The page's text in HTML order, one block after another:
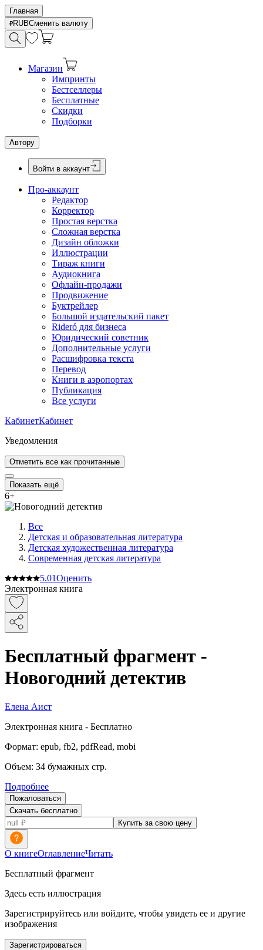
Главная
RUBСменить валюту
Магазин
Импринты
Бестселлеры
Бесплатные
Скидки
Подборки
Автору
Войти в аккаунт
Про-аккаунт
Редактор
Корректор
Простая верстка
Сложная верстка
Дизайн обложки
Иллюстрации
Тираж книги
Аудиокнига
Офлайн-продажи
Продвижение
Буктрейлер
Большой издательский пакет
Rideró для бизнеса
Юридический советник
Дополнительные услуги
Расшифровка текста
Перевод
Книги в аэропортах
Публикация
Все услуги
КабинетКабинет
Уведомления
Отметить все как прочитанные
Показать ещё
6+
Все
Детская и образовательная литература
Детская художественная литература
Современная детская литература
5.01Оценить
Электронная книга
Бесплатный фрагмент -
Новогодний детектив
Елена Аист
Электронная книга - Бесплатно
Формат: epub, fb2, pdfRead, mobi
Объем: 34 бумажных стр.
Подробнее
Пожаловаться
Скачать бесплатно
Купить за свою цену
О книгеОглавлениеЧитать
Бесплатный фрагмент
Здесь есть иллюстрация
Зарегистрируйтесь или войдите, чтобы увидеть ее и другие
изображения
Зарегистрироваться